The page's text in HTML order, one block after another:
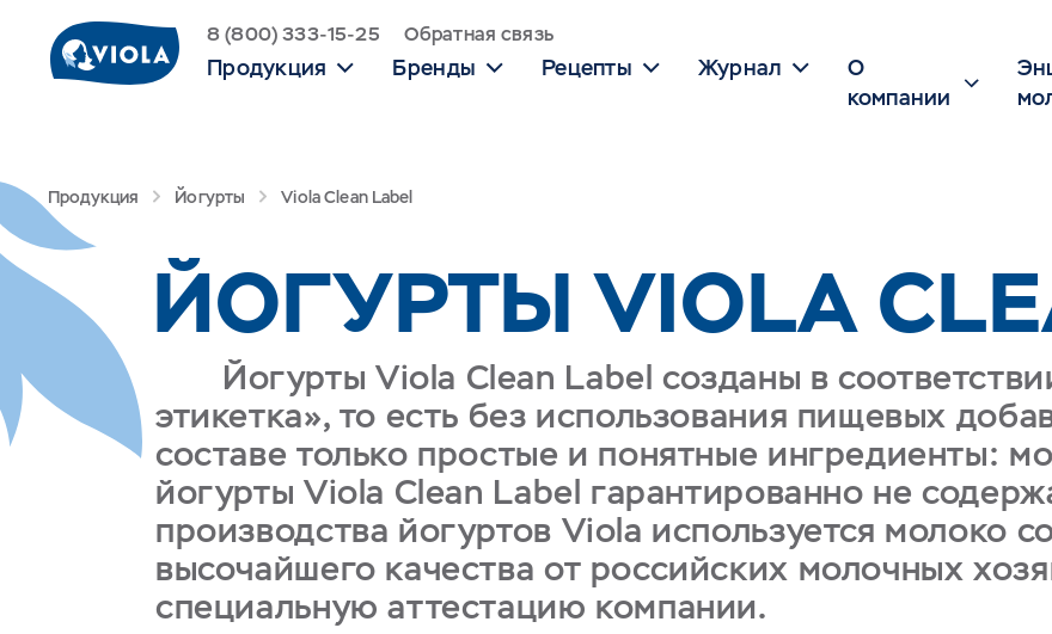
8 (800) 333-15-25 Обратная связь
Продукция Бренды Рецепты Журнал
О
компании
Продукция Йогурты Viola Clean Label
ЙОГУРТЫ VIOLA
Йогурты Viola Clean Label созданы в
этикетка», то есть без использования пищевых
составе только простые и понятные ингредиенты:
йогурты Viola Clean Label гарантированно не
производства йогуртов Viola используется молоко
высочайшего качества от российских молочных
специальную аттестацию компании.